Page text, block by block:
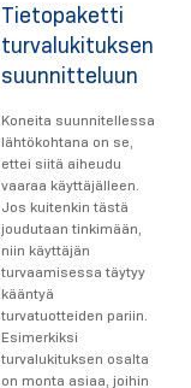
Tietopaketti
turvalukituksen
suunnitteluun
Koneita suunnitellessa
lähtökohtana on se,
ettei siitä aiheudu
vaaraa käyttäjälleen.
Jos kuitenkin tästä
joudutaan tinkimään,
niin käyttäjän
turvaamisessa täytyy
kääntyä
turvatuotteiden pariin.
Esimerkiksi
turvalukituksen osalta
on monta asiaa, joihin